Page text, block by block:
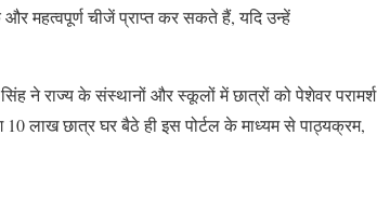
महत्वपूर्ण चीजें प्राप्त कर सकते हैं, यदि उन्हें
ने राज्य के संस्थानों और स्कूलों में छात्रों को पेशेवर परामर्श
लाख छात्र घर बैठे ही इस पोर्टल के माध्यम से पाठ्यक्रम,